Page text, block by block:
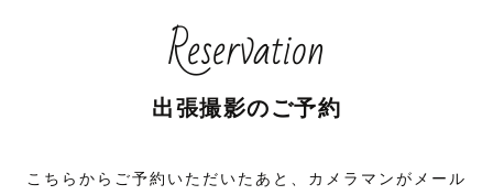
Reservation
出張撮影のご予約
こちらからご予約いただいたあと、カメラマンがメール